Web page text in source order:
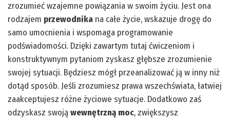
zrozumieć wzajemne powiązania w swoim życiu. Jest ona
rodzajem przewodnika na całe życie, wskazuje drogę do
samo umocnienia i wspomaga programowanie
podświadomości. Dzięki zawartym tutaj ćwiczeniom i
konstruktywnym pytaniom zyskasz głębsze zrozumienie
swojej sytuacji. Będziesz mógł przeanalizować ją w inny niż
dotąd sposób. Jeśli zrozumiesz prawa wszechświata, łatwiej
zaakceptujesz różne życiowe sytuacje. Dodatkowo zaś
odzyskasz swojąwewnętrzną moc, zwiększysz